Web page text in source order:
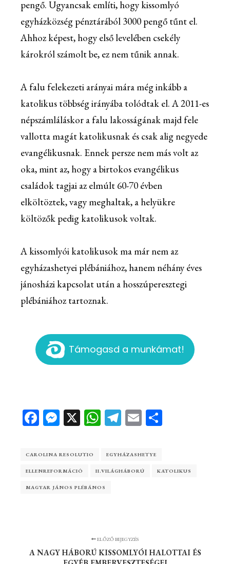
pengő. Ugyancsak említi, hogy kissomlyó
egyházközség pénztárából 3000 pengő tűnt el.
Ahhoz képest, hogy első levelében csekély
károkról számolt be, ez nem tűnik annak.
A falu felekezeti arányai mára még inkább a
katolikus többség irányába tolódtak el. A 2011-es
népszámláláskor a falu lakosságának majd fele
vallotta magát katolikusnak és csak alig negyede
evangélikusnak. Ennek persze nem más volt az
oka, mint az, hogy a birtokos evangélikus
családok tagjai az elmúlt 60-70 évben
elköltöztek, vagy meghaltak, a helyükre
költözők pedig katolikusok voltak.
A kissomlyói katolikusok ma már nem az
egyházashetyei plébániához, hanem néhány éves
jánosházi kapcsolat után a hosszúperesztegi
plébániához tartoznak.
Támogasd a munkámat!
Facebook
Messenger
X WhatsApp
Telegram
Email
CAROLINA RESOLUTIO EGYHÁZASHETYE
ELLENREFORMÁCIÓ II.VILÁGHÁBORÚ KATOLIKUS
MAGYAR JÁNOS PLÉBÁNOS
ELŐZŐ BEJEGYZÉS
A NAGY HÁBORÚ KISSOMLYÓI HALOTTAI ÉS